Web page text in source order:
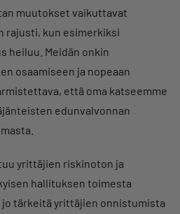
muutokset vaikuttavat
rajusti, kun esimerkiksi
heiluu. Meidän onkin
osaamiseen ja nopeaan
että oma katseemme
edunvalvonnan
yrittäjien riskinoton ja
hallituksen toimesta
tärkeitä yrittäjien onnistumista